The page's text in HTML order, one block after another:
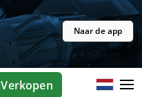
Naar de app
Verkopen